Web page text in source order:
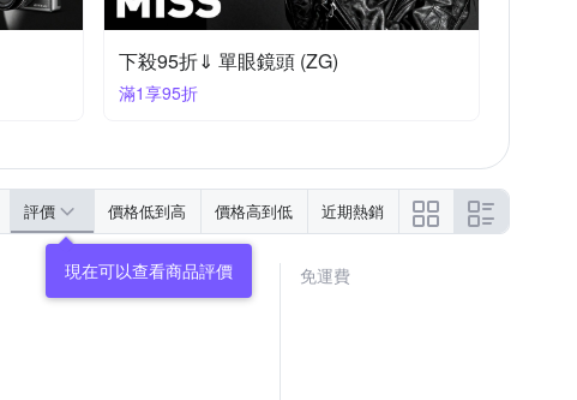
下殺95折⇓ 單眼鏡頭 (ZG)
滿1享95折
評價 價格低到高 價格高到低 近期熱銷
免運費